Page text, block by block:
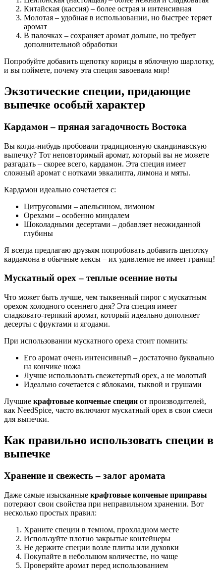
Китайская (кассия) – более острая и интенсивная
Молотая – удобная в использовании, но быстрее теряет
аромат
В палочках – сохраняет аромат дольше, но требует
дополнительной обработки
Попробуйте добавить щепотку корицы в яблочную шарлотку,
и вы поймете, почему эта специя завоевала мир!
Экзотические специи, придающие
выпечке особый характер
Кардамон – пряная загадочность Востока
Вы когда-нибудь пробовали традиционную скандинавскую
выпечку? Тот неповторимый аромат, который вы не можете
разгадать – скорее всего, кардамон. Эта специя имеет
сложный аромат с нотками эвкалипта, лимона и мяты.
Кардамон идеально сочетается с:
Цитрусовыми – апельсином, лимоном
Орехами – особенно миндалем
Шоколадными десертами – добавляет неожиданной
глубины
Я всегда предлагаю друзьям попробовать добавить щепотку
кардамона в обычные кексы – их удивление не имеет границ!
Мускатный орех – теплые осенние ноты
Что может быть лучше, чем тыквенный пирог с мускатным
орехом холодного осеннего дня? Эта специя имеет
сладковато-терпкий аромат, который идеально дополняет
десерты с фруктами и ягодами.
При использовании мускатного ореха стоит помнить:
Его аромат очень интенсивный – достаточно буквально
на кончике ножа
Лучше использовать свежетертый орех, а не молотый
Идеально сочетается с яблоками, тыквой и грушами
Лучшие крафтовые копченые специи от производителей,
как NeedSpice, часто включают мускатный орех в свои смеси
для выпечки.
Как правильно использовать специи в
выпечке
Хранение и свежесть – залог аромата
Даже самые изысканные крафтовые копченые приправы
потеряют свои свойства при неправильном хранении. Вот
несколько простых правил:
Храните специи в темном, прохладном месте
Используйте плотно закрытые контейнеры
Не держите специи возле плиты или духовки
Покупайте в небольшом количестве, но чаще
Проверяйте аромат перед использованием